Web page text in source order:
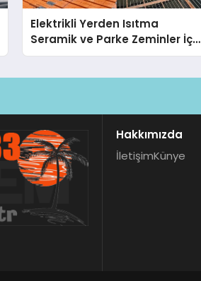
Elektrikli Yerden Isıtma
Seramik ve Parke Zeminler İçin
En Verimli Çözümler
Hakkımızda
İletişimKünye